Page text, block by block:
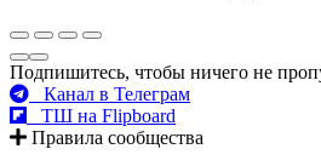
Подпишитесь, чтобы ничего не
Канал в Телеграм
ТШ на Flipboard
Правила сообщества